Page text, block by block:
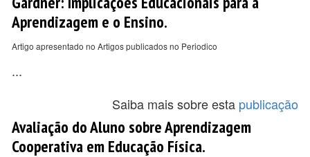
Aprendizagem e o Ensino.
Artigo apresentado no Artigos publicados no Periodico
...
Saiba mais sobre esta publicação
Avaliação do Aluno sobre Aprendizagem
Cooperativa em Educação Física.